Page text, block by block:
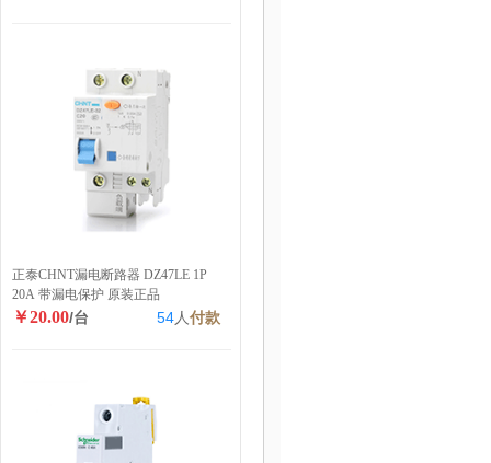
正泰CHNT漏电断路器 DZ47LE 1P
20A 带漏电保护 原装正品
￥20.00/台 54人付款